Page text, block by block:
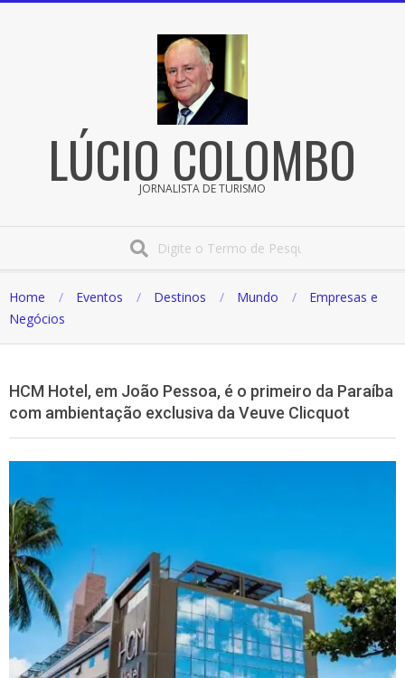
LÚCIO COLOMBO
JORNALISTA DE TURISMO
Home Eventos Destinos Mundo
Empresas e
Negócios
HCM Hotel, em João Pessoa, é o primeiro da Paraíba
com ambientação exclusiva da Veuve Clicquot